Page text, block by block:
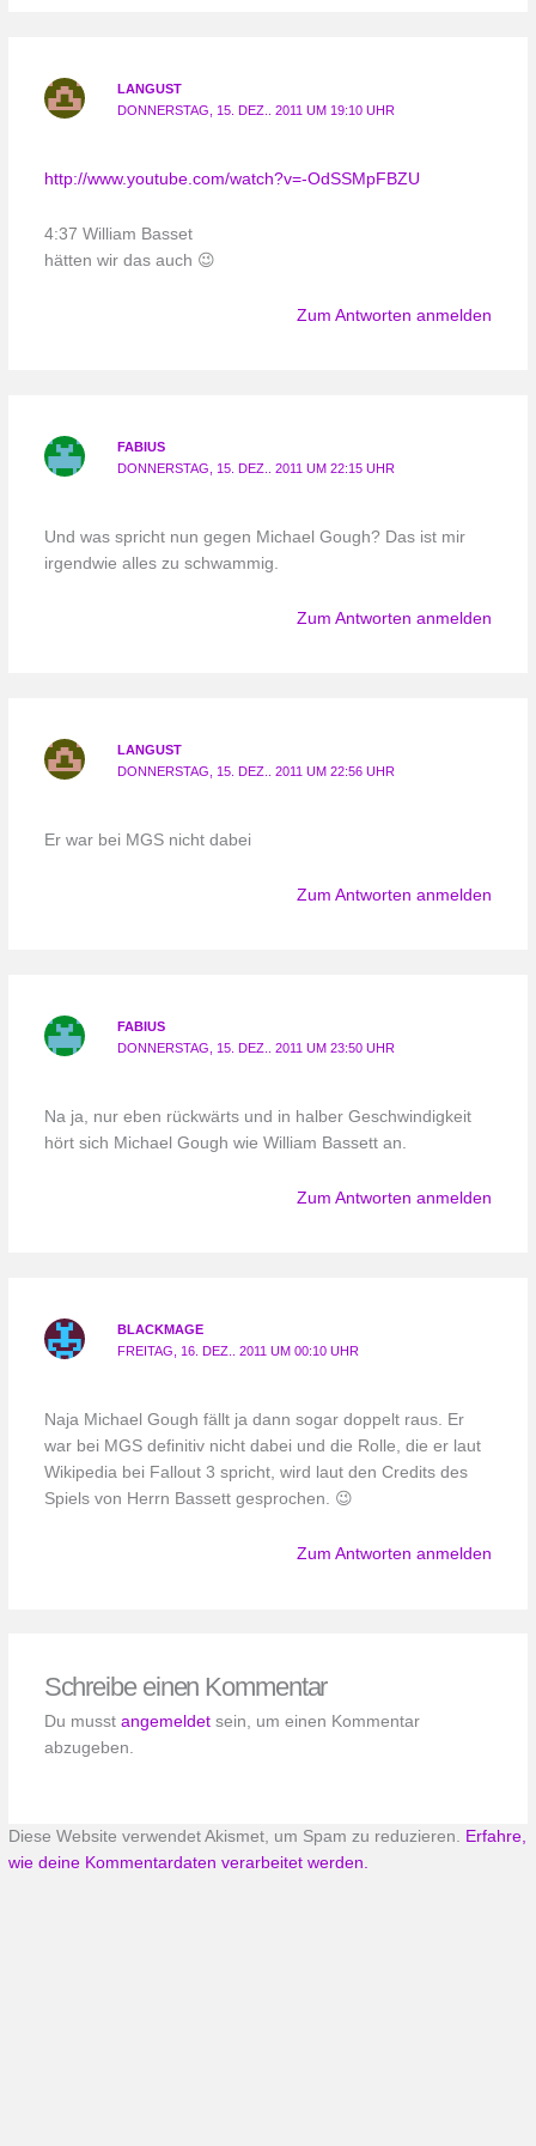
LANGUST
DONNERSTAG, 15. DEZ.. 2011 UM 19:10 UHR
http://www.youtube.com/watch?v=-OdSSMpFBZU
4:37 William Basset
hätten wir das auch 😉
Zum Antworten anmelden
FABIUS
DONNERSTAG, 15. DEZ.. 2011 UM 22:15 UHR
Und was spricht nun gegen Michael Gough? Das ist mir
irgendwie alles zu schwammig.
Zum Antworten anmelden
LANGUST
DONNERSTAG, 15. DEZ.. 2011 UM 22:56 UHR
Er war bei MGS nicht dabei
Zum Antworten anmelden
FABIUS
DONNERSTAG, 15. DEZ.. 2011 UM 23:50 UHR
Na ja, nur eben rückwärts und in halber Geschwindigkeit
hört sich Michael Gough wie William Bassett an.
Zum Antworten anmelden
BLACKMAGE
FREITAG, 16. DEZ.. 2011 UM 00:10 UHR
Naja Michael Gough fällt ja dann sogar doppelt raus. Er
war bei MGS definitiv nicht dabei und die Rolle, die er laut
Wikipedia bei Fallout 3 spricht, wird laut den Credits des
Spiels von Herrn Bassett gesprochen. 😉
Zum Antworten anmelden
Schreibe einen Kommentar
Du musst angemeldetsein, um einen Kommentar
abzugeben.
Diese Website verwendet Akismet, um Spam zu reduzieren. Erfahre,
wie deine Kommentardaten verarbeitet werden.